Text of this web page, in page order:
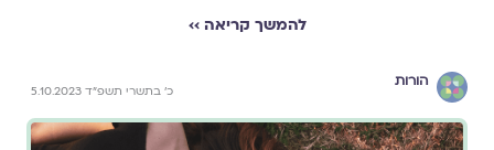
להמשך קריאה ››
הורות
כ׳ בתשרי תשפ״ד 5.10.2023